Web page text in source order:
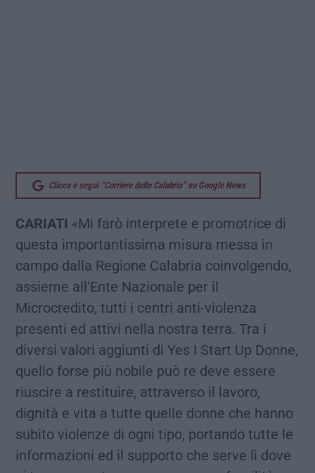
Clicca e segui “Corriere della Calabria” su Google News
CARIATI «Mi farò interprete e promotrice di
questa importantissima misura messa in
campo dalla Regione Calabria coinvolgendo,
assieme all’Ente Nazionale per il
Microcredito, tutti i centri anti-violenza
presenti ed attivi nella nostra terra. Tra i
diversi valori aggiunti di Yes I Start Up Donne,
quello forse più nobile può re deve essere
riuscire a restituire, attraverso il lavoro,
dignità e vita a tutte quelle donne che hanno
subito violenze di ogni tipo, portando tutte le
informazioni ed il supporto che serve lì dove